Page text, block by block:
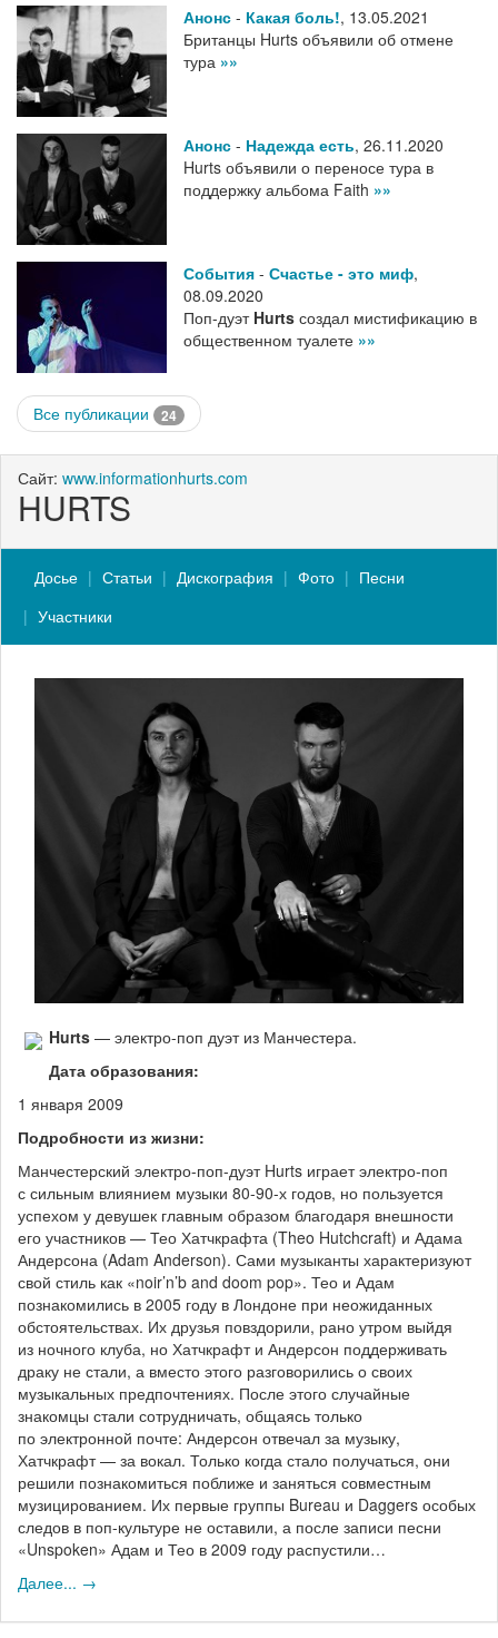
Анонс - Какая боль!, 13.05.2021
Британцы Hurts объявили об отмене
тура »»
Анонс - Надежда есть, 26.11.2020
Hurts объявили о переносе тура в
поддержку альбома Faith »»
События - Счастье - это миф,
08.09.2020
Поп-дуэт Hurts создал мистификацию в
общественном туалете »»
Все публикации 24
Сайт: www.informationhurts.com
HURTS
Досье Статьи Дискография Фото
Песни
Участники
Hurts — электро-поп дуэт из Манчестера.
Дата образования:
1 января 2009
Подробности из жизни:
Манчестерский электро-поп-дуэт Hurts играет электро-поп
с сильным влиянием музыки 80-90-х годов, но пользуется
успехом у девушек главным образом благодаря внешности
его участников — Тео Хатчкрафта (Theo Hutchcraft) и Адама
Андерсона (Adam Anderson). Сами музыканты характеризуют
свой стиль как «noir’n’b and doom pop». Тео и Адам
познакомились в 2005 году в Лондоне при неожиданных
обстоятельствах. Их друзья повздорили, рано утром выйдя
из ночного клуба, но Хатчкрафт и Андерсон поддерживать
драку не стали, а вместо этого разговорились о своих
музыкальных предпочтениях. После этого случайные
знакомцы стали сотрудничать, общаясь только
по электронной почте: Андерсон отвечал за музыку,
Хатчкрафт — за вокал. Только когда стало получаться, они
решили познакомиться поближе и заняться совместным
музицированием. Их первые группы Bureau и Daggers особых
следов в поп-культуре не оставили, а после записи песни
«Unspoken» Адам и Тео в 2009 году распустили…
Далее... →